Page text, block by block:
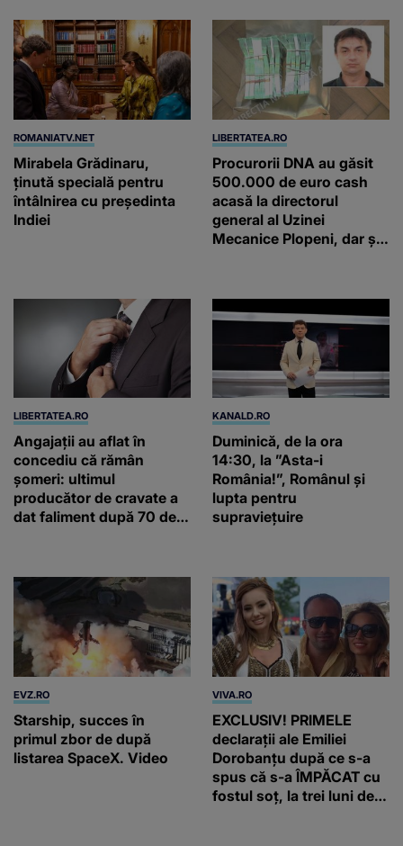
ROMANIATV.NET
Mirabela Grădinaru,
ţinută specială pentru
întâlnirea cu preşedinta
Indiei
LIBERTATEA.RO
Procurorii DNA au găsit
500.000 de euro cash
acasă la directorul
general al Uzinei
Mecanice Plopeni, dar și
LIBERTATEA.RO
Angajații au aflat în
concediu că rămân
șomeri: ultimul
producător de cravate a
dat faliment după 70 de
KANALD.RO
Duminică, de la ora
14:30, la ”Asta-i
România!”, Românul și
lupta pentru
supraviețuire
EVZ.RO
Starship, succes în
primul zbor de după
listarea SpaceX. Video
VIVA.RO
EXCLUSIV! PRIMELE
declarații ale Emiliei
Dorobanțu după ce s-a
spus că s-a ÎMPĂCAT cu
fostul soț, la trei luni de